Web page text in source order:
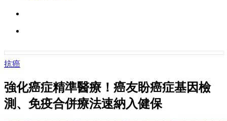
抗癌
強化癌症精準醫療！癌友盼癌症基因檢
測、免疫合併療法速納入健保